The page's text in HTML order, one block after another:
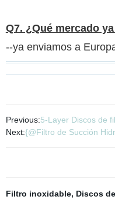
Q7. ¿Qué mercado
--ya enviamos a
Previous:5-Layer Discos de
Next:{@Filtro de Succión
Filtro inoxidable, Discos